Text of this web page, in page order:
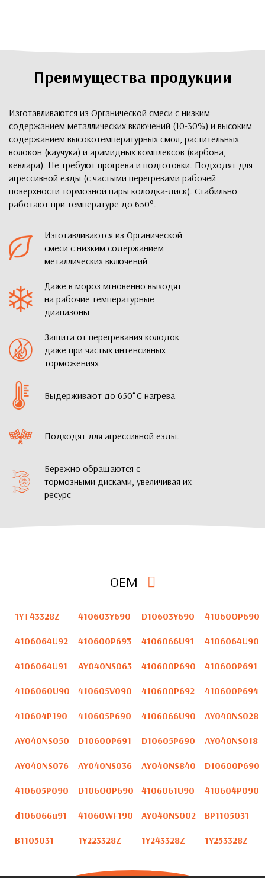
Преимущества продукции
Изготавливаются из Органической смеси с низким
содержанием металлических включений (10-30%) и высоким
содержанием высокотемпературных смол, растительных
волокон (каучука) и арамидных комплексов (карбона,
кевлара). Не требуют прогрева и подготовки. Подходят для
агрессивной езды (с частыми перегревами рабочей
поверхности тормозной пары колодка-диск). Стабильно
работают при температуре до 650°.
Изготавливаются из Органической
смеси с низким содержанием
металлических включений
Даже в мороз мгновенно выходят
на рабочие температурные
диапазоны
Защита от перегревания колодок
даже при частых интенсивных
торможениях
Выдерживают до 650˚С нагрева
Подходят для агрессивной езды.
Бережно обращаются с
тормозными дисками, увеличивая их
ресурс
OEM
1YT43328Z 410603Y690 D10603Y690 41060OP690
4106064U92 410600P693 4106066U91 4106064U90
4106064U91 AY040NS063 410600P690 410600P691
4106060U90 410605V090 410600P692 410600P694
410604P190 410605P690 4106066U90 AY040NS028
AY040NS050 D10600P691 D10605P690 AY040NS018
AY040NS076 AY040NS036 AY040NS840 D10600P690
410605P090 D106O0P690 4106061U90 410604P090
d106066u91 41060WF190 AY040NS002 BP1105031
B1105031 1Y223328Z 1Y243328Z 1Y253328Z